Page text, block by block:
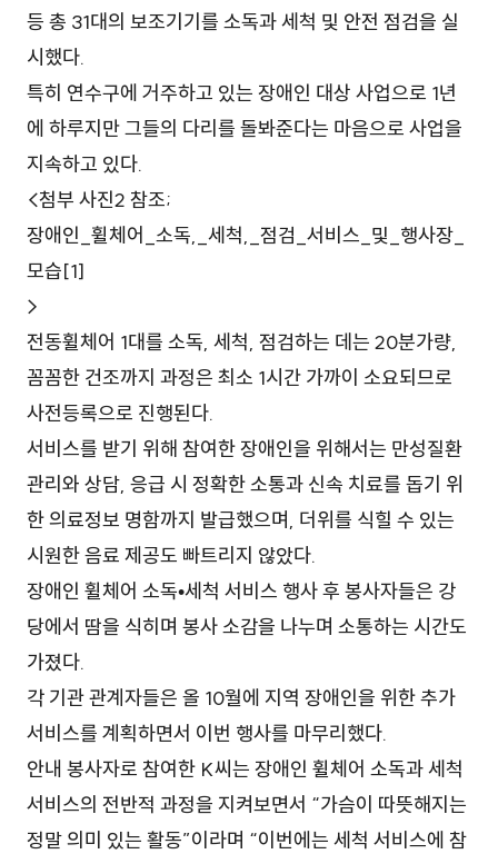
등 총 31대의 보조기기를 소독과 세척 및 안전 점검을 실
시했다.
특히 연수구에 거주하고 있는 장애인 대상 사업으로 1년
에 하루지만 그들의 다리를 돌봐준다는 마음으로 사업을
지속하고 있다.
<첨부 사진2 참조;
장애인_휠체어_소독,_세척,_점검_서비스_및_행사장_
모습[1]
>
전동휠체어 1대를 소독, 세척, 점검하는 데는 20분가량,
꼼꼼한 건조까지 과정은 최소 1시간 가까이 소요되므로
사전등록으로 진행된다.
서비스를 받기 위해 참여한 장애인을 위해서는 만성질환
관리와 상담, 응급 시 정확한 소통과 신속 치료를 돕기 위
한 의료정보 명함까지 발급했으며, 더위를 식힐 수 있는
시원한 음료 제공도 빠트리지 않았다.
장애인 휠체어 소독•세척 서비스 행사 후 봉사자들은 강
당에서 땀을 식히며 봉사 소감을 나누며 소통하는 시간도
가졌다.
각 기관 관계자들은 올 10월에 지역 장애인을 위한 추가
서비스를 계획하면서 이번 행사를 마무리했다.
안내 봉사자로 참여한 K씨는 장애인 휠체어 소독과 세척
서비스의 전반적 과정을 지켜보면서 “가슴이 따뜻해지는
정말 의미 있는 활동”이라며 “이번에는 세척 서비스에 참